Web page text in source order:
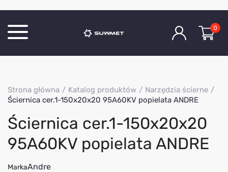
O Firmie
Kontakt
0
Strona główna Katalog produktów
Narzędzia ścierne
Ściernica cer.1-150x20x20 95A60KV popielata ANDRE
Ściernica cer.1-150x20x20
95A60KV popielata ANDRE
MarkaAndre